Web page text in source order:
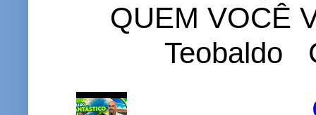
QUEM VOCÊ
Teobaldo